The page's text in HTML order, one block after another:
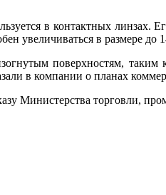
в контактных линзах.
увеличиваться в размере до
поверхностям,
в компании о планах
Министерства